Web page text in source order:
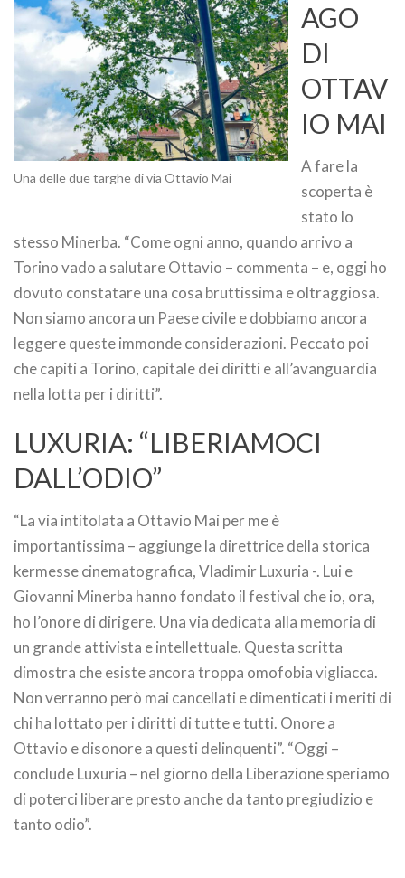
Una delle due targhe di via Ottavio Mai
AGO
DI
OTTAV
IO MAI
A fare la
scoperta è
stato lo
stesso Minerba. “Come ogni anno, quando arrivo a
Torino vado a salutare Ottavio – commenta – e, oggi ho
dovuto constatare una cosa bruttissima e oltraggiosa.
Non siamo ancora un Paese civile e dobbiamo ancora
leggere queste immonde considerazioni. Peccato poi
che capiti a Torino, capitale dei diritti e all’avanguardia
nella lotta per i diritti”.
LUXURIA: “LIBERIAMOCI
DALL’ODIO”
“La via intitolata a Ottavio Mai per me è
importantissima – aggiunge la direttrice della storica
kermesse cinematografica, Vladimir Luxuria -. Lui e
Giovanni Minerba hanno fondato il festival che io, ora,
ho l’onore di dirigere. Una via dedicata alla memoria di
un grande attivista e intellettuale. Questa scritta
dimostra che esiste ancora troppa omofobia vigliacca.
Non verranno però mai cancellati e dimenticati i meriti di
chi ha lottato per i diritti di tutte e tutti. Onore a
Ottavio e disonore a questi delinquenti”. “Oggi –
conclude Luxuria – nel giorno della Liberazione speriamo
di poterci liberare presto anche da tanto pregiudizio e
tanto odio”.